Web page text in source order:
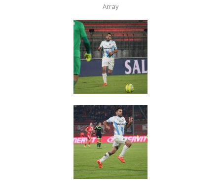
Array